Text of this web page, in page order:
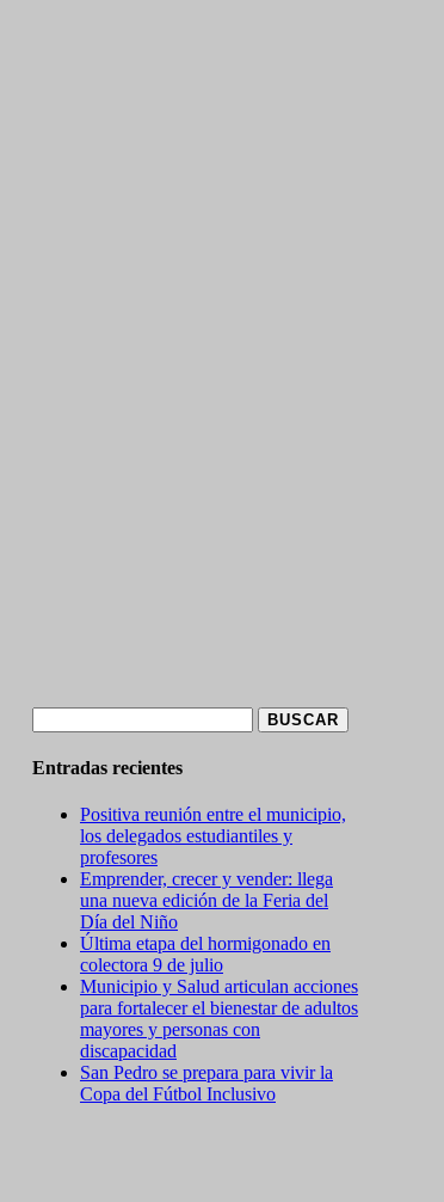
Entradas recientes
Positiva reunión entre el municipio,
los delegados estudiantiles y
profesores
Emprender, crecer y vender: llega
una nueva edición de la Feria del
Día del Niño
Última etapa del hormigonado en
colectora 9 de julio
Municipio y Salud articulan acciones
para fortalecer el bienestar de adultos
mayores y personas con
discapacidad
San Pedro se prepara para vivir la
Copa del Fútbol Inclusivo